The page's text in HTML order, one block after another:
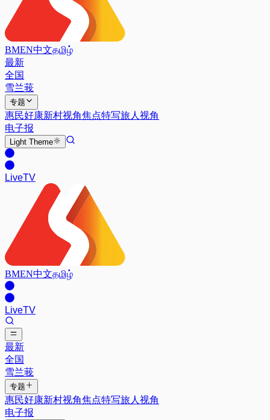
BMEN中文தமிழ்
最新
全国
雪兰莪
专题
惠民好康新村视角焦点特写旅人视角
电子报
Light Theme
LiveTV
BMEN中文தமிழ்
LiveTV
最新
全国
雪兰莪
专题
惠民好康新村视角焦点特写旅人视角
电子报